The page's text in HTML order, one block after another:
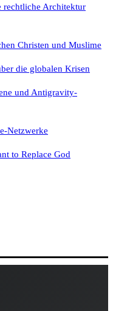
Architektur
Christen und Muslime
die globalen Krisen
und Antigravity-
Netzwerke
to Replace God